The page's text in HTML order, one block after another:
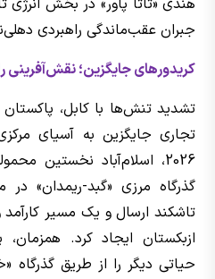
هندی «تاتا پاور» در بخش
جبران عقب‌ماندگی راهبردی
کریدورهای جایگزین؛ نقش‌آفرینی
تشدید تنش‌ها با کابل، پاکستان
تجاری جایگزین به آسیای
2026، اسلام‌آباد نخستین
گذرگاه مرزی «گبد-ریمدان» در
تاشکند ارسال و یک مسیر
ازبکستان ایجاد کرد.
حیاتی دیگر را از طریق گذرگاه